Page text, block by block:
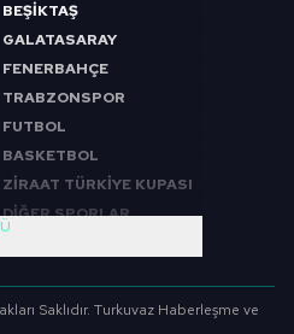
BEŞİKTAŞ
GALATASARAY
FENERBAHÇE
TRABZONSPOR
FUTBOL
BASKETBOL
ZİRAAT TÜRKİYE KUPASI
DİĞER SPORLAR
FUTBOL
Saklıdır. Turkuvaz Haberleşme ve